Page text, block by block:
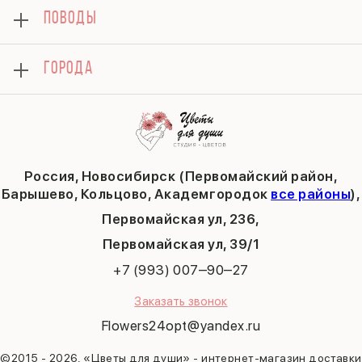
Россия, Новосибирск (Первомайский район,
Барышево, Кольцово, Академгородок все районы),
Первомайская ул, 236,
​Первомайская ул, 39/1
+7 (993) 007‒90‒27
Заказать звонок
Flowers24opt@yandex.ru
©2015 - 2026, «Цветы для души» - интернет-магазин доставки
Вопросы и ответы
Политика конфиденциальности
Публичная оферта
Подарки
Хризантемы
Комбо-предложения
Тюльпаны
14 февраля
День матери
1 сентября
День учителя
Пасха
9 мая
ПОВОДЫ
ГОРОДА